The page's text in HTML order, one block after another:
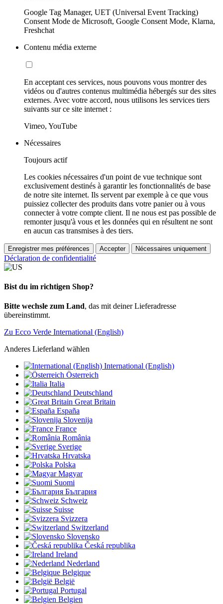
Google Tag Manager, UET (Universal Event Tracking)
Consent Mode de Microsoft, Google Consent Mode, Klarna,
Freshchat
Contenu média externe
En acceptant ces services, nous pouvons vous montrer des
vidéos ou d'autres contenus multimédia hébergés sur des sites
externes. Avec votre accord, nous utilisons les services tiers
suivants sur ce site internet :
Vimeo, YouTube
Nécessaires
Toujours actif
Les cookies nécessaires d'un point de vue technique sont
exclusivement destinés à garantir les fonctionnalités de base
de notre site internet. Ils servent par exemple à ce que vous
puissiez collecter des produits dans votre panier ou à vous
connecter à votre compte client. Il ne nous est pas possible de
remonter jusqu'à vous et les données qui en résultent ne sont
en aucun cas transmises à des tiers.
Enregistrer mes préférences Accepter Nécessaires uniquement
Déclaration de confidentialité
Bist du im richtigen Shop?
Bitte wechsle zum Land, das mit deiner Lieferadresse
übereinstimmt.
Zu Ecco Verde International (English)
Anderes Lieferland wählen
International (English)
Österreich
Italia
Deutschland
Great Britain
España
Slovenija
France
România
Sverige
Hrvatska
Polska
Magyar
Suomi
България
Schweiz
Suisse
Svizzera
Switzerland
Slovensko
Česká republika
Ireland
Nederland
Belgique
België
Portugal
Belgien